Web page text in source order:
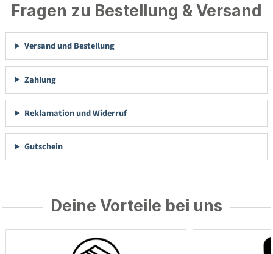
Fragen zu Bestellung & Versand
Versand und Bestellung
Zahlung
Reklamation und Widerruf
Gutschein
Deine Vorteile bei uns